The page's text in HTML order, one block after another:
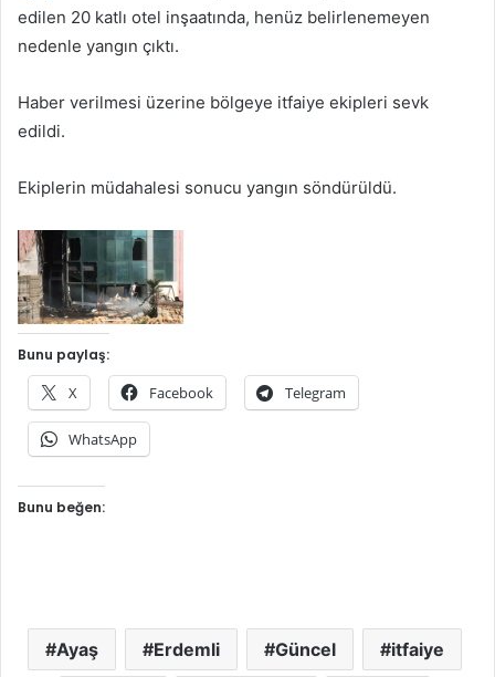
edilen 20 katlı otel inşaatında, henüz belirlenemeyen
nedenle yangın çıktı.
Haber verilmesi üzerine bölgeye itfaiye ekipleri sevk
edildi.
Ekiplerin müdahalesi sonucu yangın söndürüldü.
Bunu paylaş:
X Facebook Telegram
WhatsApp
Bunu beğen:
Ayaş Erdemli Güncel itfaiye